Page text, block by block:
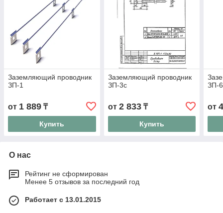
Заземляющий проводник
ЗП-1
от 1 889 ₸
Купить
Заземляющий проводник
ЗП-3с
от 2 833₸
Купить
ЗП-
от
О нас
Рейтинг не сформирован
Менее 5 отзывов за последний год
Работает с 13.01.2015